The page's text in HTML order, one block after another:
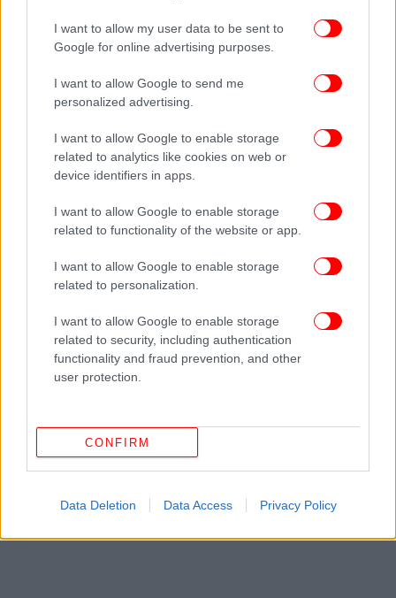
I want to allow my user data to be sent to
Google for online advertising purposes.
I want to allow Google to send me
personalized advertising.
I want to allow Google to enable storage
related to analytics like cookies on web or
device identifiers in apps.
I want to allow Google to enable storage
related to functionality of the website or app.
I want to allow Google to enable storage
related to personalization.
I want to allow Google to enable storage
related to security, including authentication
functionality and fraud prevention, and other
user protection.
CONFIRM
Data Deletion Data Access Privacy Policy
Real Polls: Στο 29,1% η ΝΔ, δεύτερος ο Τσίπρας, τρίτη
η Καρυστιανού
Σύμφωνα με τα αποτελέσματα της δημοσκόπησης
της Real Polls, η Νέα Δημοκρατία καταγράφει 29,1%
στην πρόβλεψη εκλογικού αποτελέσματος για το
protagon.gr, ποσοστό που είναι υψηλότερο από
εκείνο των ευρωεκλογών (28,31%).